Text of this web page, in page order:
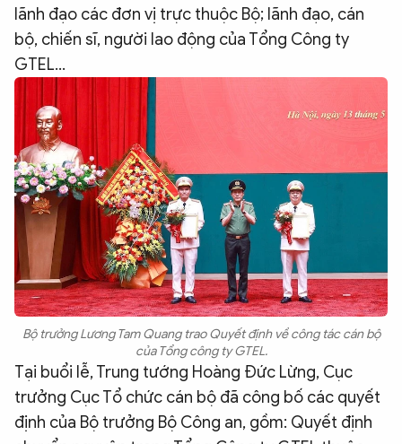
BẠN ĐỌC & CAND
ĐA PHƯƠNG TIỆN
eMagazine
Video
Infographic
Chuyên trang An ninh thế giớiVăn nghệ Công an
Chuyên đề
lãnh đạo các đơn vị trực thuộc Bộ; lãnh đạo, cán
bộ, chiến sĩ, người lao động của Tổng Công ty
GTEL…
Bộ trưởng Lương Tam Quang trao Quyết định về công tác cán bộ
của Tổng công ty GTEL.
Tại buổi lễ, Trung tướng Hoàng Đức Lừng, Cục
trưởng Cục Tổ chức cán bộ đã công bố các quyết
định của Bộ trưởng Bộ Công an, gồm: Quyết định